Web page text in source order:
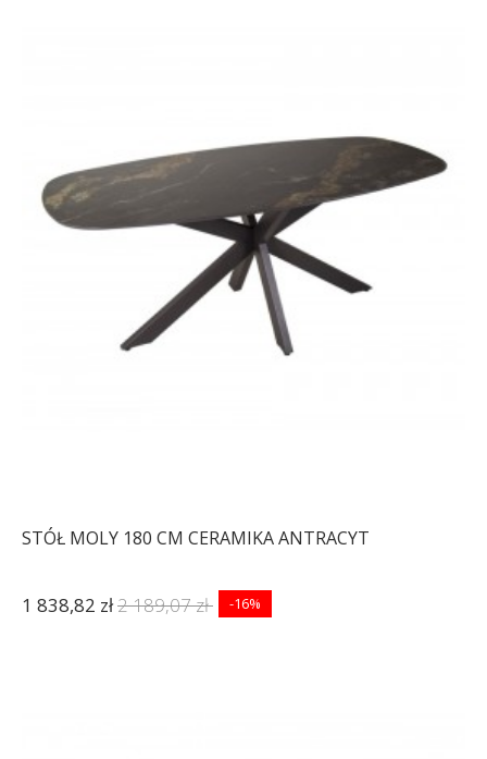
STÓŁ MOLY 180 CM CERAMIKA ANTRACYT
1 838,82 zł2 189,07 zł -16%